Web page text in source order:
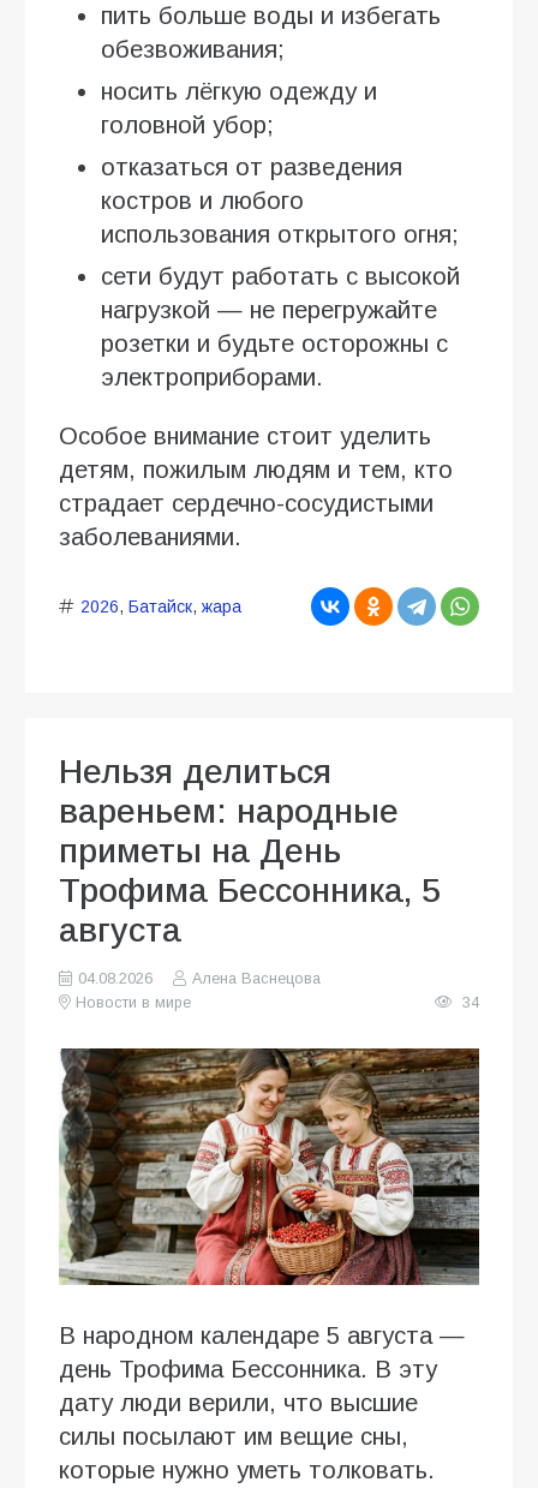
пить больше воды и избегать
обезвоживания;
носить лёгкую одежду и
головной убор;
отказаться от разведения
костров и любого
использования открытого огня;
сети будут работать с высокой
нагрузкой — не перегружайте
розетки и будьте осторожны с
электроприборами.
Особое внимание стоит уделить
детям, пожилым людям и тем, кто
страдает сердечно-сосудистыми
заболеваниями.
2026, Батайск, жара
Нельзя делиться
вареньем: народные
приметы на День
Трофима Бессонника, 5
августа
04.08.2026
Алена Васнецова
Новости в мире
34
В народном календаре 5 августа —
день Трофима Бессонника. В эту
дату люди верили, что высшие
силы посылают им вещие сны,
которые нужно уметь толковать.